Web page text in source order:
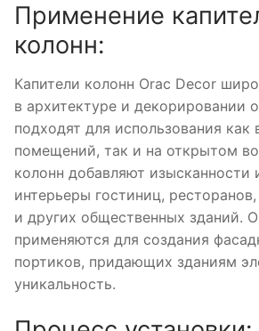
Применение
колонн:
Капители колонн Orac Decor
в архитектуре и декорировании
подходят для использования как
помещений, так и на открытом
колонн добавляют изысканности
интерьеры гостиниц,
и других общественных зданий.
применяются для создания
портиков, придающих зданиям
уникальность.